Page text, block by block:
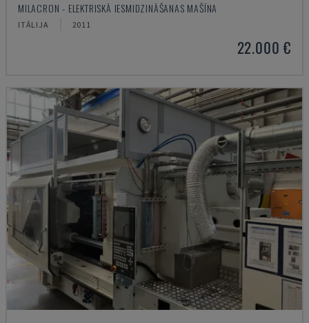
MILACRON - ELEKTRISKĀ IESMIDZINĀŠANAS MAŠĪNA
ITĀLIJA 2011
22.000 €